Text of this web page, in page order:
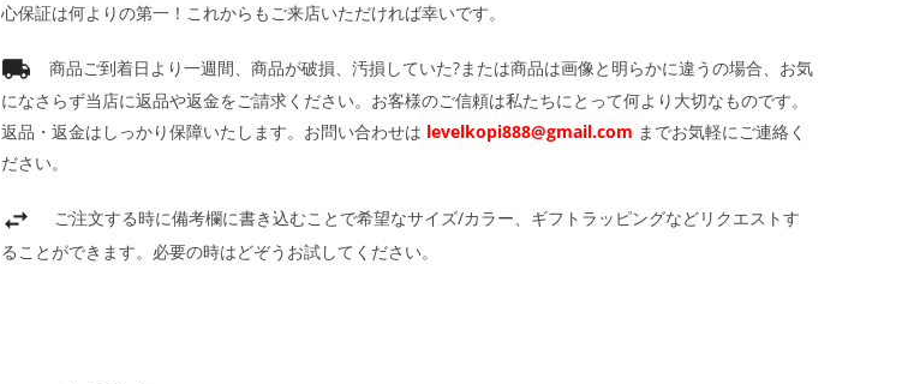
心保証は何よりの第一！これからもご来店いただければ幸いです。
商品ご到着日より一週間、商品が破損、汚損していた?または商品は画像と明らかに違うの場合、お気
になさらず当店に返品や返金をご請求ください。お客様のご信頼は私たちにとって何より大切なものです。
返品・返金はしっかり保障いたします。お問い合わせは levelkopi888@gmail.com までお気軽にご連絡く
ださい。
ご注文する時に備考欄に書き込むことで希望なサイズ/カラー、ギフトラッピングなどリクエストす
ることができます。必要の時はどぞうお試してください。